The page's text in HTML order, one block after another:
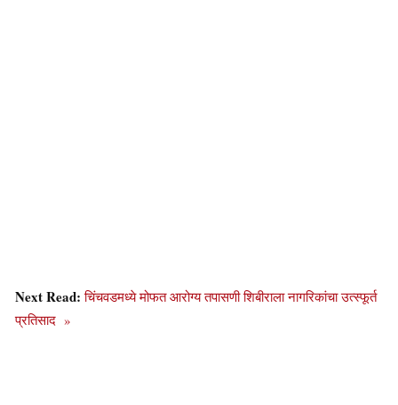
Next Read:चिंचवडमध्ये मोफत आरोग्य तपासणी शिबीराला नागरिकांचा उत्स्फूर्त
प्रतिसाद »